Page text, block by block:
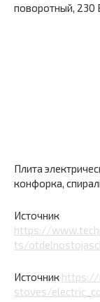
поворотный, 230
Плита
конфорка,
Источник
https://
ts/
Источник https://
stoves/